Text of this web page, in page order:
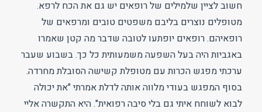
חשוב לציין שלמילים של רופאים יש גם את הכח לרפא.
מטופלים נוצרים בליבם משפטים טובים ומרפאים של
רופאיהם. רופאים יופתעו לטובה שדבר מה קטן שאמרו
באגביות היה בעל השפעה משמעותית כל כך. בשבוע שעבר
ערכתי מפגש הכרות עם מטופלת קשישה הסובלת מחרדה.
בסוף המפגש בעודי מלווה אותה לדלת אמרתי "את יכולה
לבוא לשוחח איתי גם בלי סיבה רפואית". היא התקשרה אליי